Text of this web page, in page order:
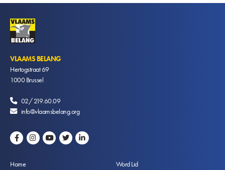
VLAAMS BELANG
Hertogstraat 69
1000 Brussel
02/ 219.60.09
info@vlaamsbelang.org
Voet
Home
Word Lid